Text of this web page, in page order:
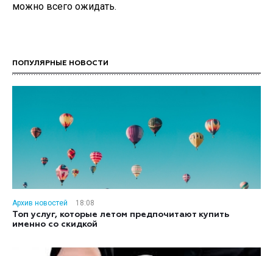
можно всего ожидать.
ПОПУЛЯРНЫЕ НОВОСТИ
Архив новостей
18:08
Топ услуг, которые летом предпочитают купить
именно со скидкой